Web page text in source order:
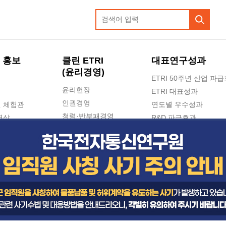
홍보
체험관
상
클린 ETRI
(윤리경영)
윤리헌장
인권경영
청렴·반부패경영
청렴포털 신고
수의계약 현황
부패징계 현황
감사결과공개
대표연구성과
ETRI 50주년 산업 파급
ETRI 대표성과
연도별 우수성과
R&D 파급효과
지식공유플랫폼